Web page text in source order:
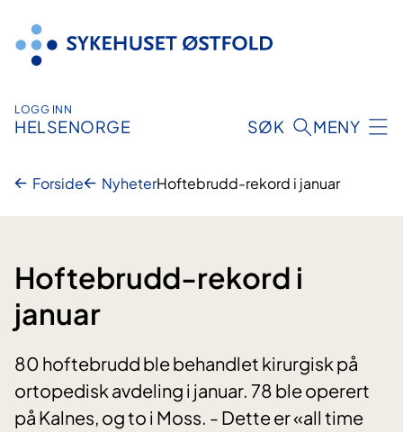
innhold
LOGG INN
HELSENORGE SØK MENY
Forside NyheterHoftebrudd-rekord i januar
Hoftebrudd-rekord i
januar
80 hoftebrudd ble behandlet kirurgisk på
ortopedisk avdeling i januar. 78 ble operert
på Kalnes, og to i Moss. - Dette er «all time